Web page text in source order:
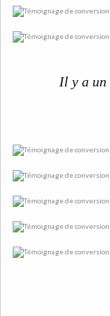
Il y a un